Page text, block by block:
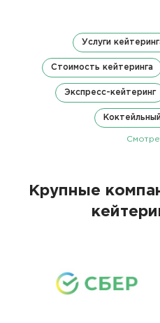
Услуги
Стоимость кейтеринга
Экспресс-кейтеринг
Крупные